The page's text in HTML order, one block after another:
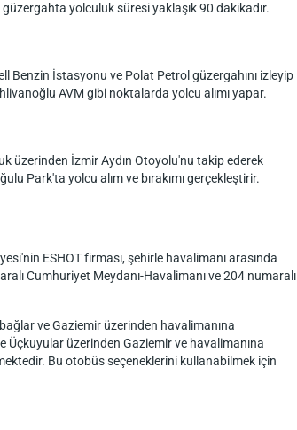
yolculuk süresi yaklaşık 90 dakikadır.
Benzin İstasyonu ve Polat Petrol güzergahını izleyip
AVM gibi noktalarda yolcu alımı yapar.
üzerinden İzmir Aydın Otoyolu'nu takip ederek
Park'ta yolcu alım ve bırakımı gerçekleştirir.
ESHOT firması, şehirle havalimanı arasında
Cumhuriyet Meydanı-Havalimanı ve 204 numaralı
ve Gaziemir üzerinden havalimanına
Üçkuyular üzerinden Gaziemir ve havalimanına
Bu otobüs seçeneklerini kullanabilmek için